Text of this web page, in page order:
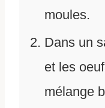
moules.
Dans un
et les
mélange